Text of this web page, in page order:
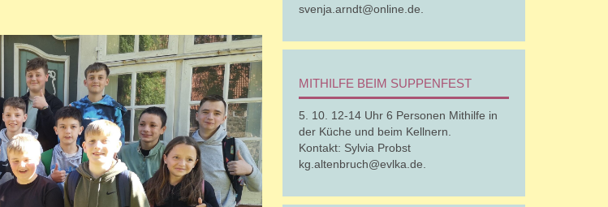
svenja.arndt@online.de.
MITHILFE BEIM SUPPENFEST
5. 10. 12-14 Uhr 6 Personen Mithilfe in
der Küche und beim Kellnern.
Kontakt: Sylvia Probst
kg.altenbruch@evlka.de.